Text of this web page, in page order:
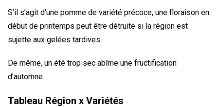
S’il s’agit d’une pomme de variété précoce, une floraison en
début de printemps peut être détruite si la région est
sujette aux gelées tardives.
De même, un été trop sec abîme une fructification
d’automne.
Tableau Région x Variétés